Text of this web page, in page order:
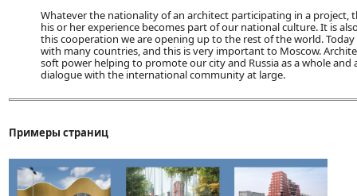
Whatever the nationality of an architect participating in a
his or her experience becomes part of our national culture. It is
this cooperation we are opening up to the rest of the world.
with many countries, and this is very important to Moscow.
soft power helping to promote our city and Russia as a whole and
dialogue with the international community at large.
Примеры страниц